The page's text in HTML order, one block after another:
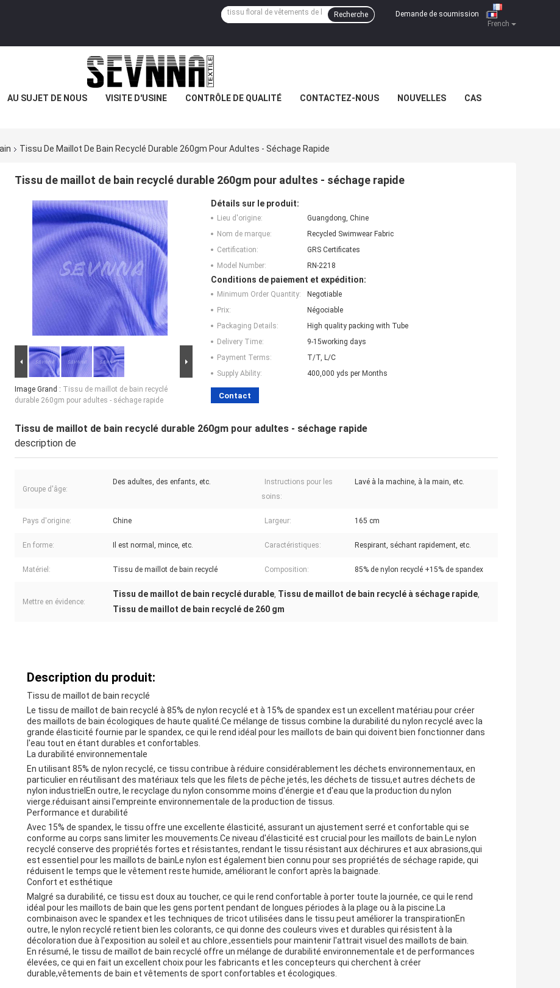
French
Demande de soumission
Recherche
AU SUJET DE NOUS VISITE D'USINE CONTRÔLE DE QUALITÉ CONTACTEZ-NOUS NOUVELLES CAS
Tissu De Maillot De Bain Recyclé Durable 260gm Pour Adultes - Séchage Rapide
Tissu de maillot de bain recyclé durable 260gm pour adultes - séchage rapide
Image Grand : Tissu de maillot de bain recyclé
durable 260gm pour adultes - séchage rapide
Détails sur le produit:
Lieu d'origine:
Guangdong, Chine
Nom de marque:
Recycled Swimwear Fabric
Certification:
GRS Certificates
Model Number:
RN-2218
Conditions de paiement et expédition:
Minimum Order Quantity:
Negotiable
Prix:
Négociable
Packaging Details:
High quality packing with Tube
Delivery Time:
9-15working days
Payment Terms:
T/T, L/C
Supply Ability:
400,000 yds per Months
Contact
Tissu de maillot de bain recyclé durable 260gm pour adultes - séchage rapide
description de
Groupe d'âge:
Des adultes, des enfants, etc.
Instructions pour les
soins:
Lavé à la machine, à la main, etc.
Pays d'origine: Chine Largeur: 165 cm
En forme: Il est normal, mince, etc. Caractéristiques: Respirant, séchant rapidement, etc.
Matériel: Tissu de maillot de bain recyclé Composition: 85% de nylon recyclé +15% de spandex
Mettre en évidence:
Tissu de maillot de bain recyclé durable, Tissu de maillot de bain recyclé à séchage rapide,
Tissu de maillot de bain recyclé de 260 gm
Description du produit:
Tissu de maillot de bain recyclé
Le tissu de maillot de bain recyclé à 85% de nylon recyclé et à 15% de spandex est un excellent matériau pour créer
des maillots de bain écologiques de haute qualité.Ce mélange de tissus combine la durabilité du nylon recyclé avec la
grande élasticité fournie par le spandex, ce qui le rend idéal pour les maillots de bain qui doivent bien fonctionner dans
l'eau tout en étant durables et confortables.
La durabilité environnementale
En utilisant 85% de nylon recyclé, ce tissu contribue à réduire considérablement les déchets environnementaux, en
particulier en réutilisant des matériaux tels que les filets de pêche jetés, les déchets de tissu,et autres déchets de
nylon industrielEn outre, le recyclage du nylon consomme moins d'énergie et d'eau que la production du nylon
vierge.réduisant ainsi l'empreinte environnementale de la production de tissus.
Performance et durabilité
Avec 15% de spandex, le tissu offre une excellente élasticité, assurant un ajustement serré et confortable qui se
conforme au corps sans limiter les mouvements.Ce niveau d'élasticité est crucial pour les maillots de bain.Le nylon
recyclé conserve des propriétés fortes et résistantes, rendant le tissu résistant aux déchirures et aux abrasions,qui
est essentiel pour les maillots de bainLe nylon est également bien connu pour ses propriétés de séchage rapide, qui
réduisent le temps que le vêtement reste humide, améliorant le confort après la baignade.
Confort et esthétique
Malgré sa durabilité, ce tissu est doux au toucher, ce qui le rend confortable à porter toute la journée, ce qui le rend
idéal pour les maillots de bain que les gens portent pendant de longues périodes à la plage ou à la piscine.La
combinaison avec le spandex et les techniques de tricot utilisées dans le tissu peut améliorer la transpirationEn
outre, le nylon recyclé retient bien les colorants, ce qui donne des couleurs vives et durables qui résistent à la
décoloration due à l'exposition au soleil et au chlore.,essentiels pour maintenir l'attrait visuel des maillots de bain.
En résumé, le tissu de maillot de bain recyclé offre un mélange de durabilité environnementale et de performances
élevées, ce qui en fait un excellent choix pour les fabricants et les concepteurs qui cherchent à créer
durable,vêtements de bain et vêtements de sport confortables et écologiques.